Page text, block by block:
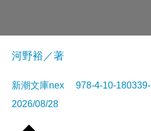
河野裕／著
新潮文庫nex 978-4-10-
2026/08/28